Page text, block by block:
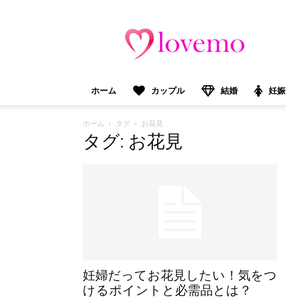
モ）：
プ
マ
マ
向
ホーム カップル 結婚 妊娠
ホーム タグ お花見
タグ: お花見
妊婦だってお花見したい！気をつ
けるポイントと必需品とは？